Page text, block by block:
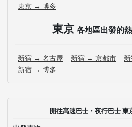
東京 → 博多
東京 各地區出發的
新宿 → 名古屋 新宿 → 京都市
新宿 → 博多
開往高速巴士・夜行巴士